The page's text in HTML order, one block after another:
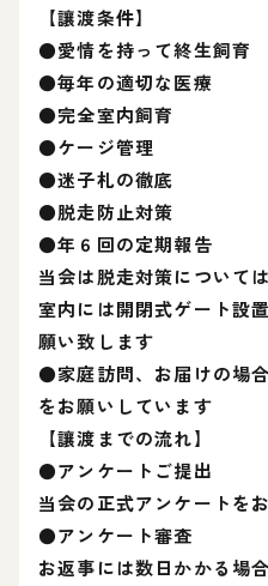
【讓渡条件】
●愛情を持って終生飼育
●毎年の適切な医療
●完全室内飼育
●ケージ管理
●迷子札の徹底
●脱走防止対策
●年６回の定期報告
当会は脱走対策について
室内には開閉式ゲート設
願い致します
●家庭訪問、お届けの場
をお願いしています
【讓渡までの流れ】
●アンケートご提出
当会の正式アンケートを
●アンケート審査
お返事には数日かかる場